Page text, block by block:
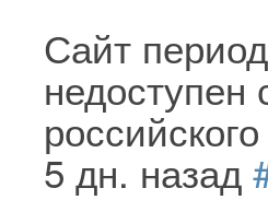
Сайт
недоступен
5 дн. назад